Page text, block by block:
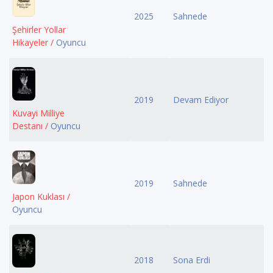
Şehirler Yollar
Hikayeler / Oyuncu
2025 Sahnede
Kuvayi Milliye
Destanı / Oyuncu
2019 Devam Ediyor
Japon Kuklası /
Oyuncu
2019 Sahnede
2018 Sona Erdi